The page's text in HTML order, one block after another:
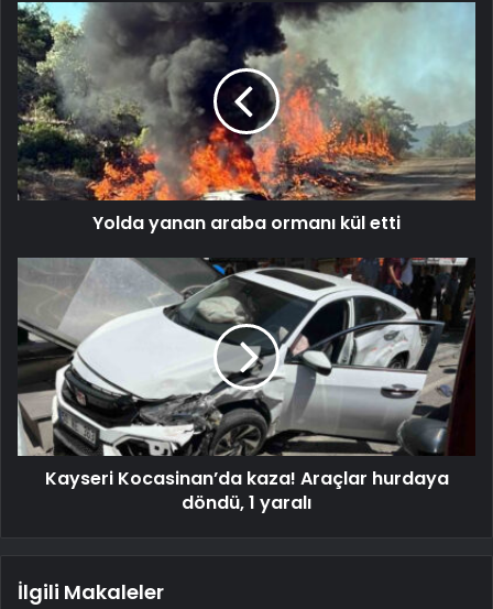
Yolda yanan araba ormanı kül etti
Kayseri Kocasinan’da kaza! Araçlar hurdaya
döndü, 1 yaralı
İlgili Makaleler